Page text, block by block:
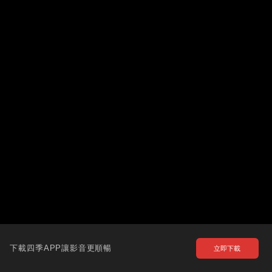
下載四季APP讓影音更順暢 立即下載